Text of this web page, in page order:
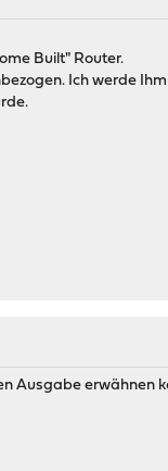
Built" Router.
Ich werde
Ausgabe erwähnen